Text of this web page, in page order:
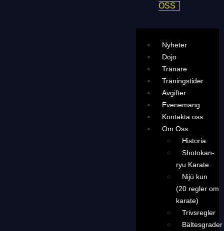
OSS
Nyheter
Dojo
Tränare
Träningstider
Avgifter
Evenemang
Kontakta oss
Om Oss
Historia
Shotokan-
ryu Karate
Nijū kun
(20 regler om
karate)
Trivsregler
Bältesgrader